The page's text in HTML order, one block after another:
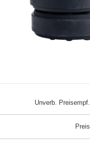
Unverb. Preisempf.
Preis